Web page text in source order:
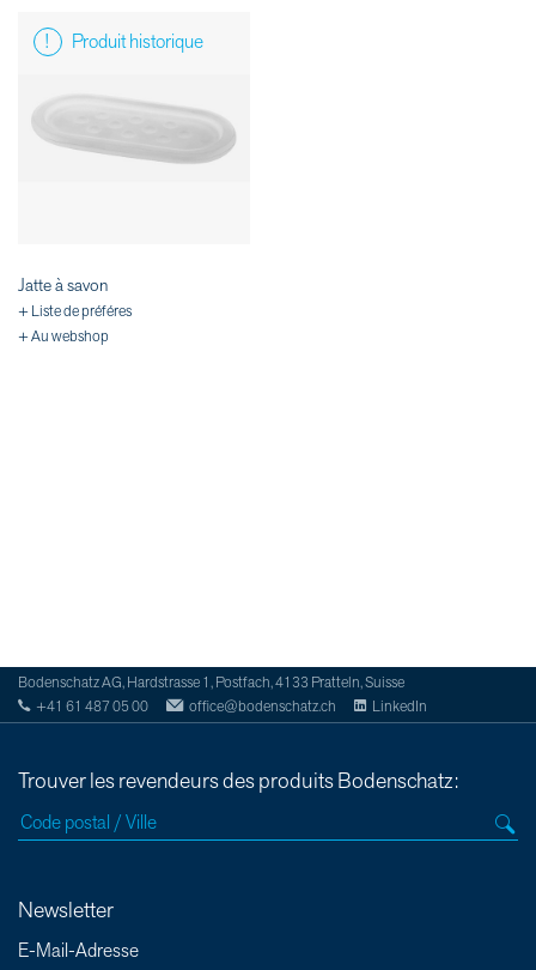
Produit historique
Jatte à savon
+ Liste de préféres
+ Au webshop
Bodenschatz AG, Hardstrasse 1, Postfach, 4133 Pratteln, Suisse
+41 61 487 05 00
office@bodenschatz.ch LinkedIn
Trouver les revendeurs des produits Bodenschatz:
Newsletter
E-Mail-Adresse